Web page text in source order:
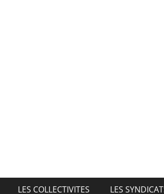
LES COLLECTIVITES LES